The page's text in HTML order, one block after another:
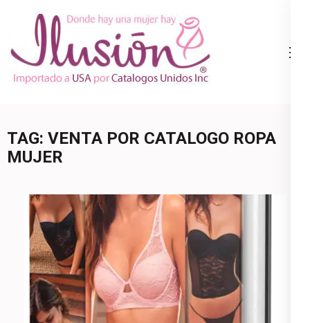
content
(Press
Ropa Interior
800.825.9452
TAG: VENTA POR CATALOGO ROPA
MUJER